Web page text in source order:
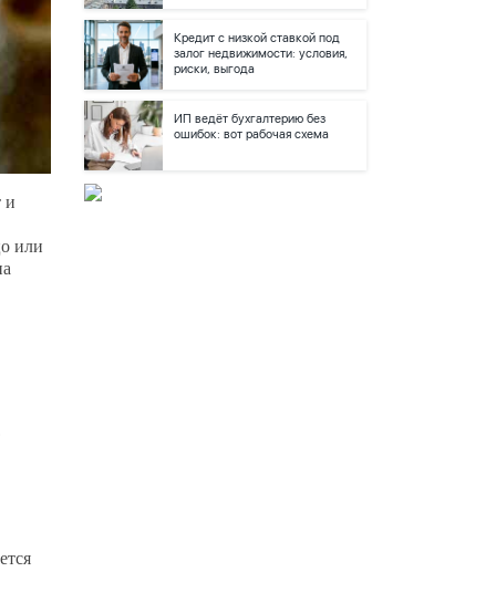
и
или
Кредит с низкой ставкой под
залог недвижимости: условия,
риски, выгода
ИП ведёт бухгалтерию без
ошибок: вот рабочая схема